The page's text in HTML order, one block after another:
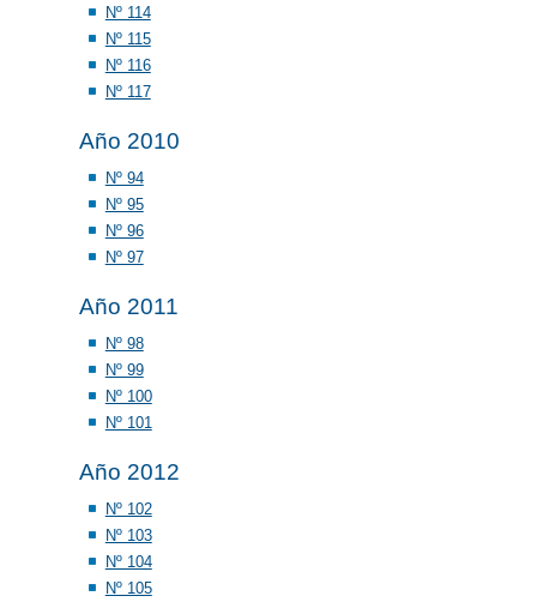
Nº 114
Nº 115
Nº 116
Nº 117
Año 2010
Nº 94
Nº 95
Nº 96
Nº 97
Año 2011
Nº 98
Nº 99
Nº 100
Nº 101
Año 2012
Nº 102
Nº 103
Nº 104
Nº 105